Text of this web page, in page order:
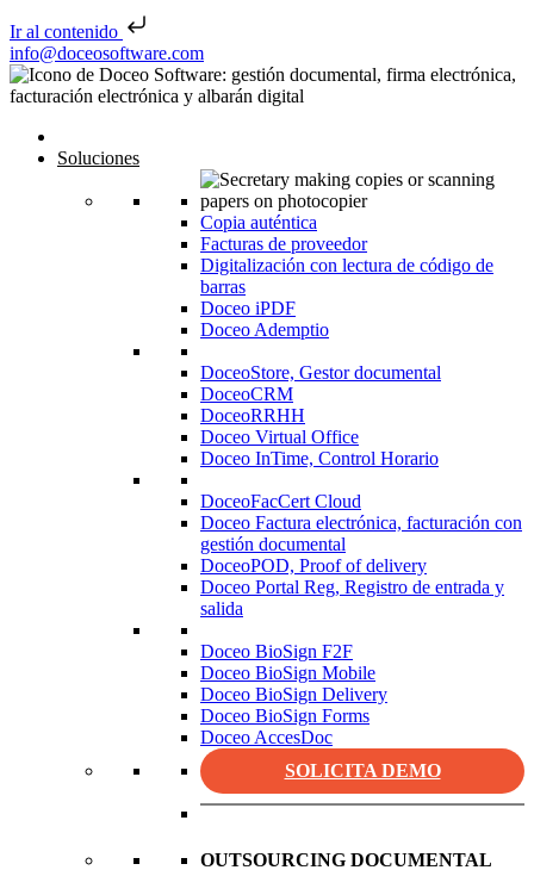
Ir al contenido
Saltar al contenido
info@doceosoftware.com
Soluciones
Copia auténtica
Facturas de proveedor
Digitalización con lectura de código de
barras
Doceo iPDF
Doceo Ademptio
DoceoStore, Gestor documental
DoceoCRM
DoceoRRHH
Doceo Virtual Office
Doceo InTime, Control Horario
DoceoFacCert Cloud
Doceo Factura electrónica, facturación con
gestión documental
DoceoPOD, Proof of delivery
Doceo Portal Reg, Registro de entrada y
salida
Doceo BioSign F2F
Doceo BioSign Mobile
Doceo BioSign Delivery
Doceo BioSign Forms
Doceo AccesDoc
SOLICITA DEMO
OUTSOURCING DOCUMENTAL